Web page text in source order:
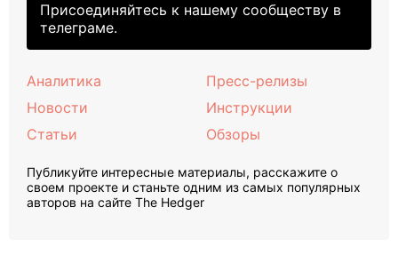
Присоединяйтесь к нашему сообществу в
телеграме.
Аналитика
Новости
Статьи
Пресс-релизы
Инструкции
Обзоры
Публикуйте интересные материалы, расскажите о
своем проекте и станьте одним из самых популярных
авторов на сайте The Hedger